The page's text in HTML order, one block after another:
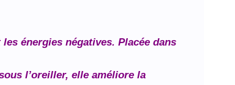
énergies négatives. Placée dans
l’oreiller, elle améliore la